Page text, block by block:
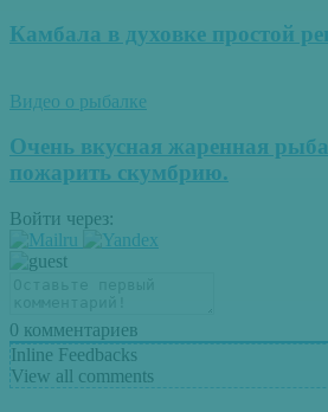
Камбала в духовке простой
Видео о рыбалке
Очень вкусная жаренная
пожарить скумбрию.
Войти через:
0 комментариев
Inline Feedbacks
View all comments